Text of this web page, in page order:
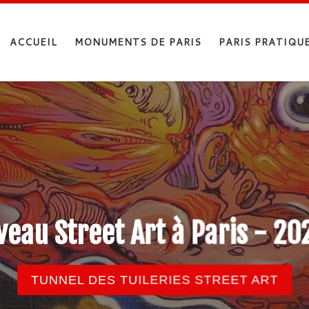
ACCUEIL MONUMENTS DE PARIS PARIS
Street Art à Paris -
TUNNEL DES TUILERIES STREET ART